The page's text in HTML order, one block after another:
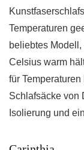
Temperaturen
beliebtes Modell,
Celsius warm
für
Schlafsäcke von
Isolierung und